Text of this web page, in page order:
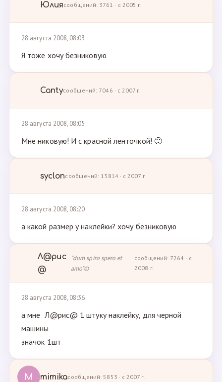
Юлиясообщений: 3761 · с 2005 г.
28 августа 2008, 08:03
Я тоже хочу безниковую
Cantyсообщений: 7046 · с 2007 г.
28 августа 2008, 08:05
Мне никовую! И с красной ленточкой! 🙂
syclonсообщений: 13814 · с 2007 г.
28 августа 2008, 08:20
а какой размер у наклейки? хочу безниковую
Л@рис
@
"dum spiro spero et
amo"©
сообщений: 7264 · с
2008 г.
28 августа 2008, 08:36
а мне Л@рис@ 1 штуку наклейку, для черной
машины
значок 1шт
M mimikaсообщений: 5853 · с 2007 г.